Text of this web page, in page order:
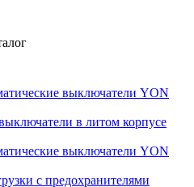
выключатели YON
в литом корпусе
выключатели YON
с предохранителями